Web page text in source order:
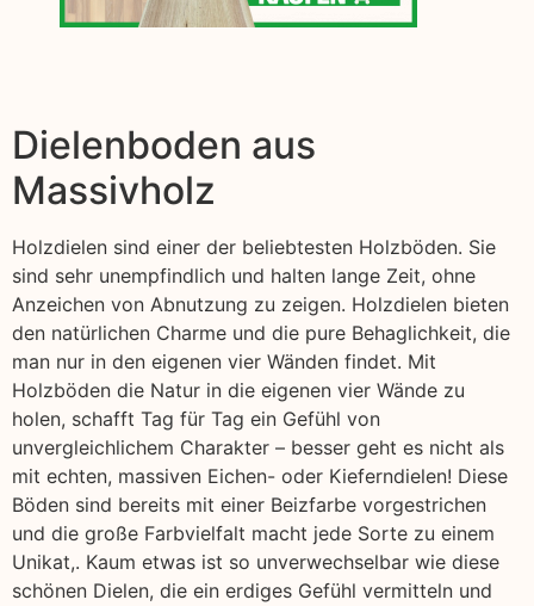
Dielenboden aus
Massivholz
Holzdielen sind einer der beliebtesten Holzböden. Sie
sind sehr unempfindlich und halten lange Zeit, ohne
Anzeichen von Abnutzung zu zeigen. Holzdielen bieten
den natürlichen Charme und die pure Behaglichkeit, die
man nur in den eigenen vier Wänden findet. Mit
Holzböden die Natur in die eigenen vier Wände zu
holen, schafft Tag für Tag ein Gefühl von
unvergleichlichem Charakter – besser geht es nicht als
mit echten, massiven Eichen- oder Kieferndielen! Diese
Böden sind bereits mit einer Beizfarbe vorgestrichen
und die große Farbvielfalt macht jede Sorte zu einem
Unikat,. Kaum etwas ist so unverwechselbar wie diese
schönen Dielen, die ein erdiges Gefühl vermitteln und